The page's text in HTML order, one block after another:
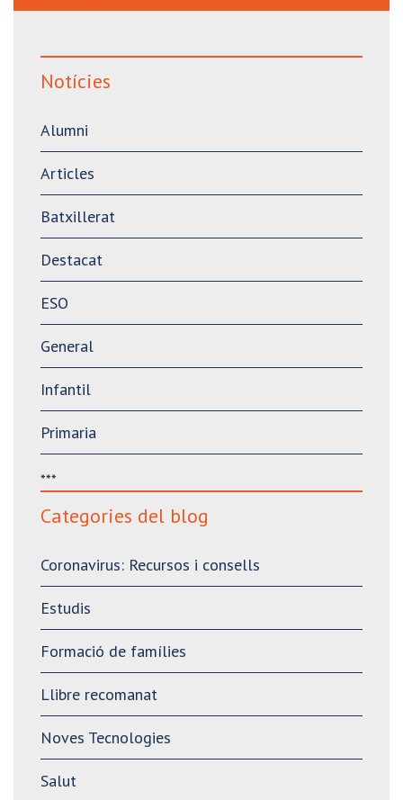
Notícies
Alumni
Articles
Batxillerat
Destacat
ESO
General
Infantil
Primaria
***
Categories del blog
Coronavirus: Recursos i consells
Estudis
Formació de famílies
Llibre recomanat
Noves Tecnologies
Salut